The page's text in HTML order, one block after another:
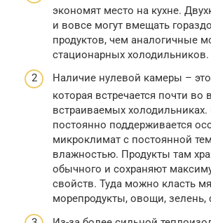
экономят место на кухне.
и вовсе могут вмещать
продуктов, чем аналогичные
стационарных холодильников.
Наличие нулевой камеры –
которая встречается почти во
встраиваемых
постоянно поддерживается
микроклимат с постоянной
влажностью. Продукты там
обычного и сохраняют
свойств. Туда можно класть
морепродукты, овощи, зелень,